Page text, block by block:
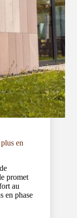
en
promet
au
en phase